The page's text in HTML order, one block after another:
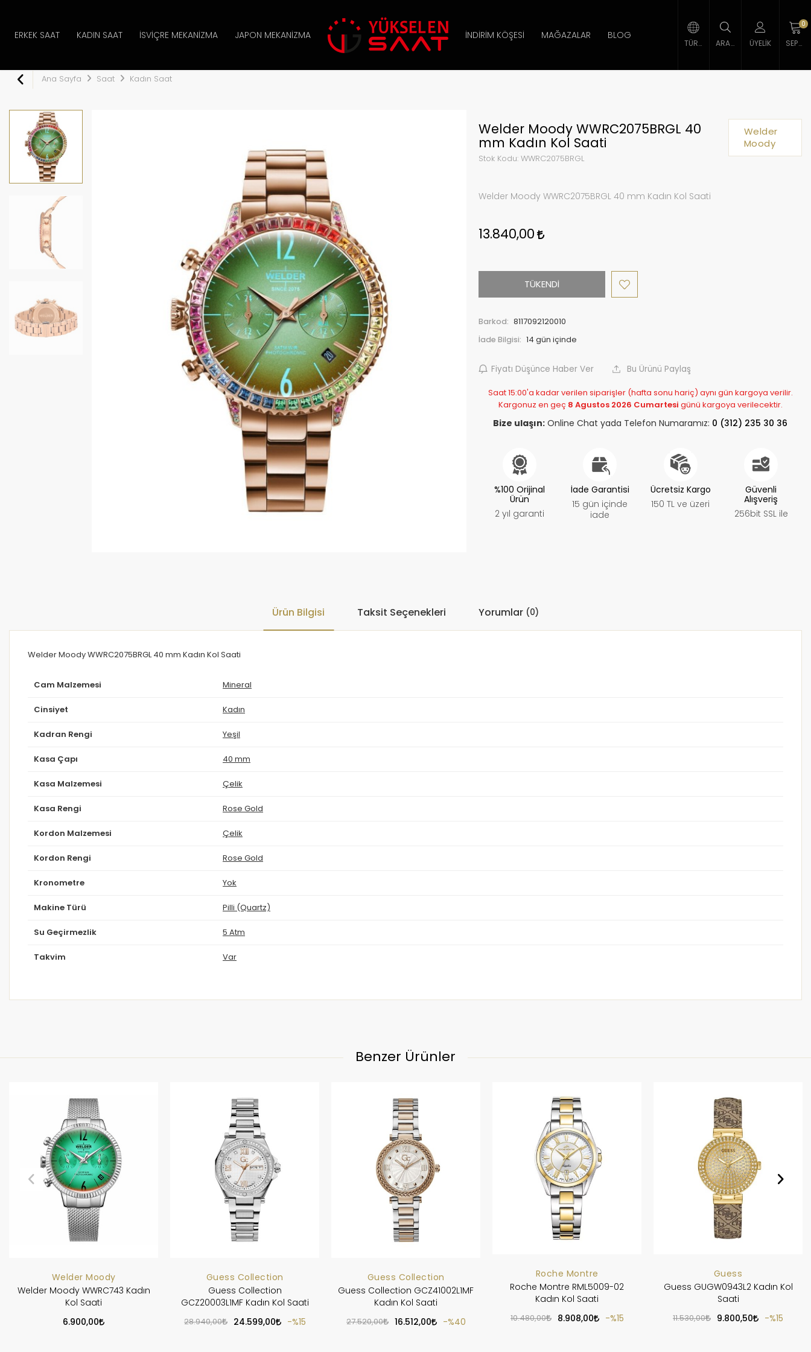
ERKEK SAAT KADIN SAAT İSVIÇRE MEKANIZMA JAPON MEKANIZMA İNDIRIM KÖŞESI MAĞAZALAR BLOG
ÜYELIK
0
Ana Sayfa Saat Kadın Saat
Welder
Moody
Welder Moody WWRC2075BRGL 40
mm Kadın Kol Saati
Stok Kodu: WWRC2075BRGL
Welder Moody WWRC2075BRGL 40 mm Kadın Kol Saati
13.840,00
TÜKENDİ
Barkod: 8117092120010
İade Bilgisi:
Fiyatı Düşünce Haber Ver Bu Ürünü Paylaş
Saat 15:00'a kadar verilen siparişler (hafta sonu hariç) aynı gün kargoya verilir.
Kargonuz en geç 8 Agustos 2026 Cumartesi günü kargoya verilecektir.
Bize ulaşın: Online Chat yada Telefon Numaramız: 0 (312) 235 30 36
%100 Orijinal
Ürün
2 yıl garanti
İade Garantisi
15 gün içinde
iade
Ücretsiz Kargo
150 TL ve üzeri
Güvenli
Alışveriş
256bit SSL ile
Ürün Bilgisi Taksit Seçenekleri Yorumlar (0)
Welder Moody WWRC2075BRGL 40 mm Kadın Kol Saati
Cam Malzemesi Mineral
Cinsiyet Kadın
Kadran Rengi Yeşil
Kasa Çapı 40 mm
Kasa Malzemesi Çelik
Kasa Rengi Rose Gold
Kordon Malzemesi Çelik
Kordon Rengi Rose Gold
Kronometre Yok
Makine Türü Pilli (Quartz)
Su Geçirmezlik 5 Atm
Takvim Var
Benzer Ürünler
Welder Moody
Welder Moody WWRC743 Kadın
Kol Saati
6.900,00
Guess Collection
Guess Collection
GCZ20003L1MF Kadın Kol Saati
28.940,00 24.599,00 %15
Guess Collection
Guess Collection GCZ41002L1MF
Kadın Kol Saati
27.520,00 16.512,00 %40
Roche Montre
Roche Montre RML5009-02
Kadın Kol Saati
10.480,00 8.908,00 %15
Guess
Guess GUGW0943L2 Kadın Kol
Saati
11.530,00 9.800,50 %15